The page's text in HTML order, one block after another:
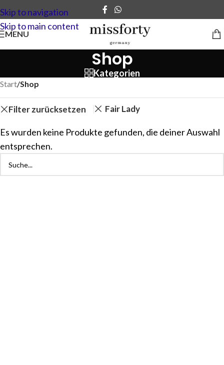
Skip to navigation
Skip to main content
MENU
Shop
Kategorien
Start/Shop
Filter zurücksetzen Fair Lady
Es wurden keine Produkte gefunden, die deiner Auswahl
entsprechen.